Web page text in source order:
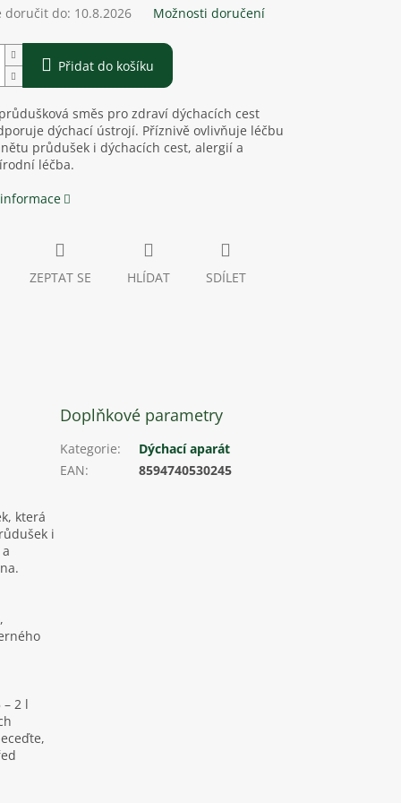
doručit do: 10.8.2026 Možnosti doručení
Přidat do košíku
směs pro zdraví dýchacích cest
dýchací ústrojí. Příznivě ovlivňuje léčbu
průdušek i dýchacích cest, alergií a
léčba.
ZEPTAT SE HLÍDAT SDÍLET
která
i
2 l
Doplňkové parametry
Kategorie:
Dýchací aparát
EAN: 8594740530245